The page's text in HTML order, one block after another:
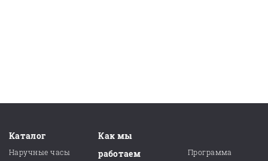
Каталог
Наручные часы
Как мы
работаем
Программа